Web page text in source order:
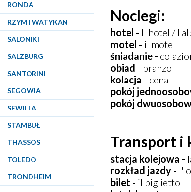
RONDA
RZYM I WATYKAN
SALONIKI
SALZBURG
SANTORINI
SEGOWIA
SEWILLA
STAMBUŁ
THASSOS
TOLEDO
TRONDHEIM
Noclegi:
hotel - l' hotel /
motel - il motel
śniadanie -
obiad - pranzo
kolacja - cena
pokój
pokój
Transport i
stacja kolejowa -
rozkład jazdy - l'
bilet - il biglietto